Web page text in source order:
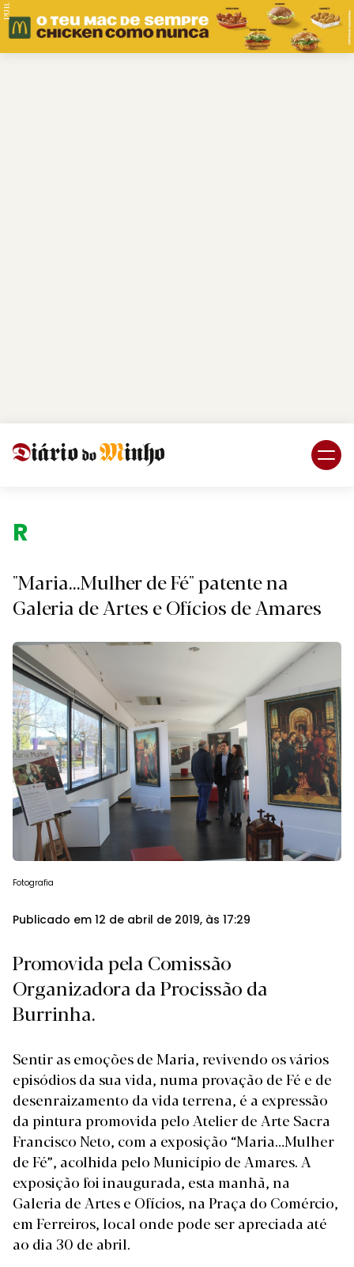
PUB.
Região.
"Maria...Mulher de Fé" patente na
Galeria de Artes e Ofícios de Amares
Fotografia
Publicado em 12 de abril de 2019, às 17:29
Promovida pela Comissão
Organizadora da Procissão da
Burrinha.
Sentir as emoções de Maria, revivendo os vários
episódios da sua vida, numa provação de Fé e de
desenraizamento da vida terrena, é a expressão
da pintura promovida pelo Atelier de Arte Sacra
Francisco Neto, com a exposição “Maria…Mulher
de Fé”, acolhida pelo Município de Amares. A
exposição foi inaugurada, esta manhã, na
Galeria de Artes e Ofícios, na Praça do Comércio,
em Ferreiros, local onde pode ser apreciada até
ao dia 30 de abril.